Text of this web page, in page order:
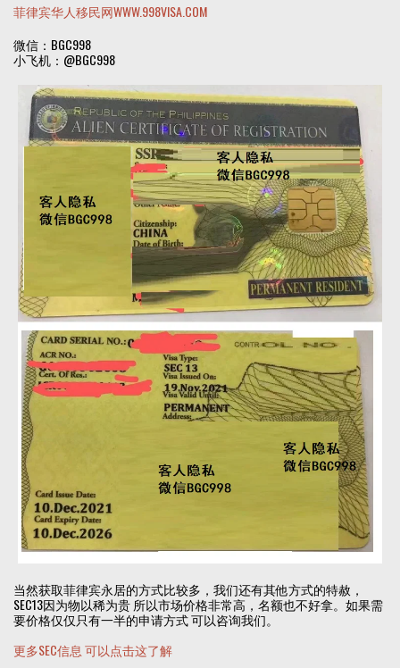
菲律宾华人移民网WWW.998VISA.COM
微信：BGC998
小飞机：@BGC998
当然获取菲律宾永居的方式比较多，我们还有其他方式的特赦，
SEC13因为物以稀为贵 所以市场价格非常高，名额也不好拿。如果需
要价格仅仅只有一半的申请方式 可以咨询我们。
更多SEC信息 可以点击这了解